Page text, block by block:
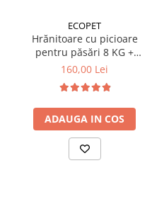
ECOPET
Hrănitoare cu picioare
pentru păsări 8 KG +
Adăpătoare cu picioare
160,00 Lei
ADAUGA IN COS